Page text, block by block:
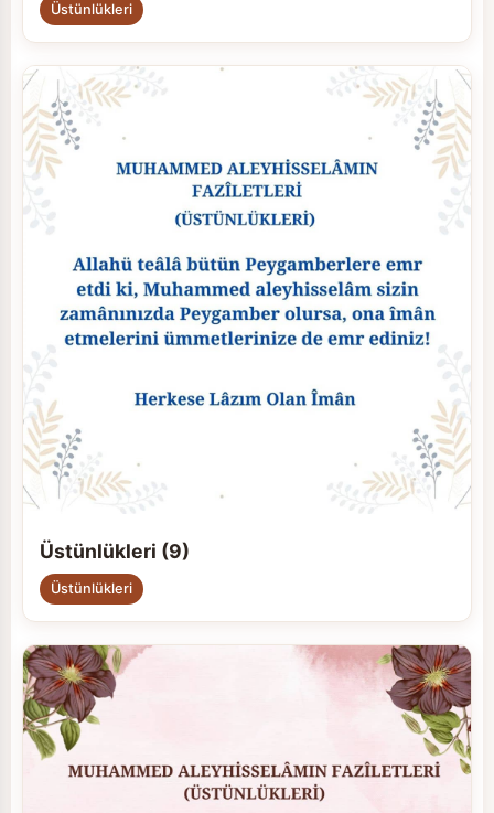
Üstünlükleri
Üstünlükleri (9)
Üstünlükleri